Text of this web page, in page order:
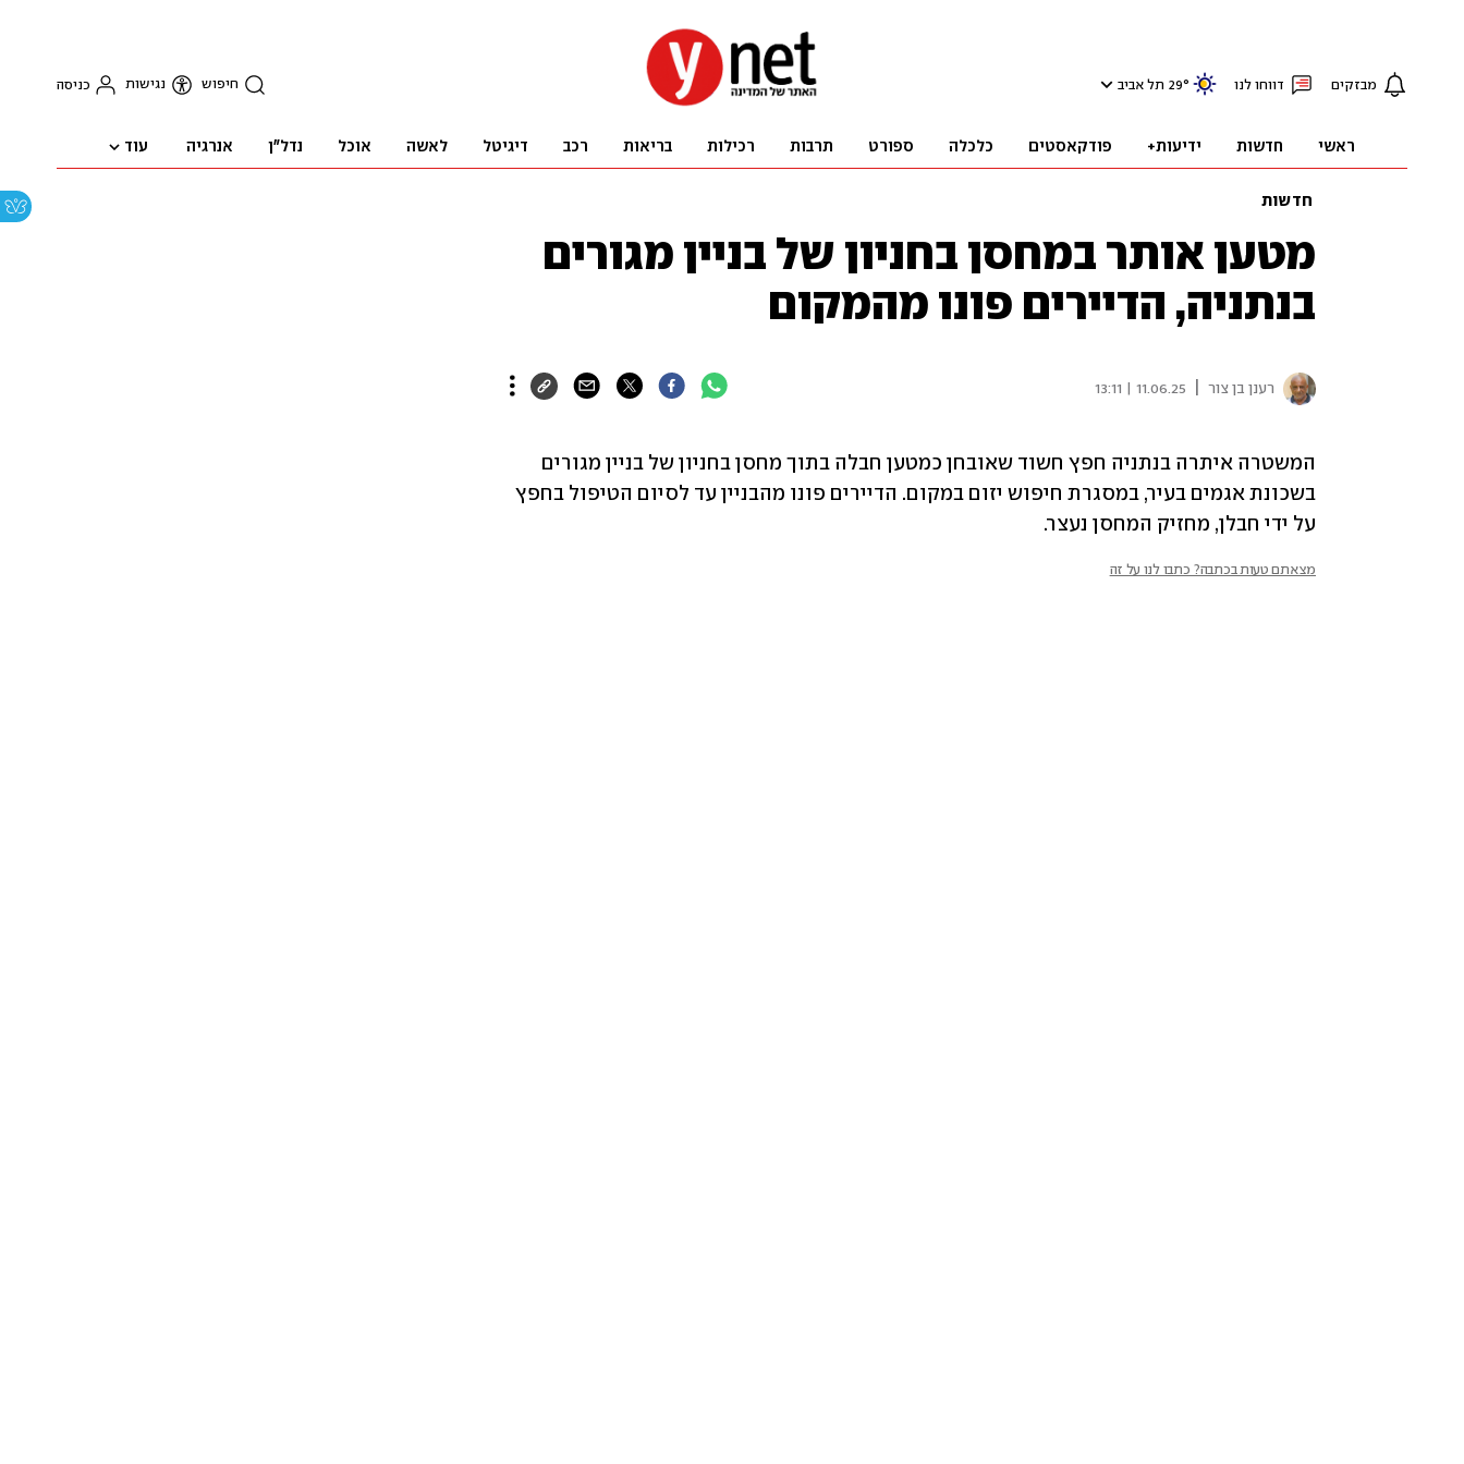
מבזקים דווחו לנו 29° תל אביב חיפוש נגישות כניסה
ראשי חדשות ידיעות+ פודקאסטים כלכלה ספורט תרבות רכילות בריאות רכב דיגיטל לאשה אוכל נדל"ן אנרגיה עוד
חדשות
מטען אותר במחסן בחניון של בניין מגורים
בנתניה, הדיירים פונו מהמקום
רענן בן צור 11.06.25 | 13:11
על ידי חבלן, מחזיק המחסן נעצר.
מצאתם טעות בכתבה? כתבו לנו על זה